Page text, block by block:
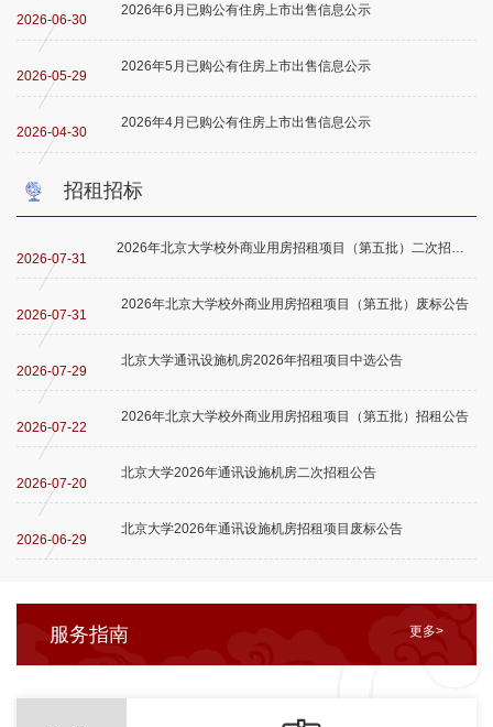
2026-06-30
2026年6月已购公有住房上市出售信息公示
2026-05-29
2026年5月已购公有住房上市出售信息公示
2026-04-30
2026年4月已购公有住房上市出售信息公示
招租招标
2026-07-31
2026年北京大学校外商业用房招租项目（第五批）二次招租公告
2026-07-31
2026年北京大学校外商业用房招租项目（第五批）废标公告
2026-07-29
北京大学通讯设施机房2026年招租项目中选公告
2026-07-22
2026年北京大学校外商业用房招租项目（第五批）招租公告
2026-07-20
北京大学2026年通讯设施机房二次招租公告
2026-06-29
北京大学2026年通讯设施机房招租项目废标公告
服务指南 更多>